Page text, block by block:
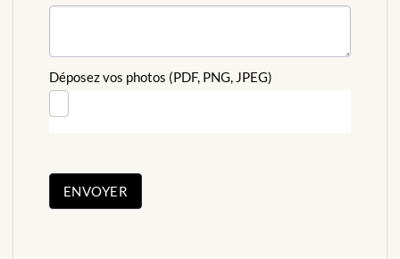
Déposez vos photos (PDF, PNG, JPEG)
ENVOYER